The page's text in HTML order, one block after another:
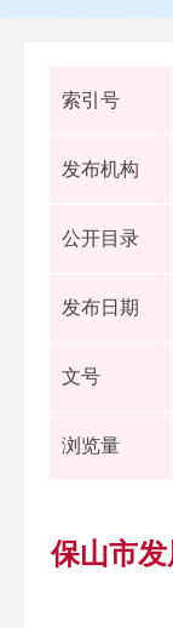
索引号
发布机构
公开目录
发布日期
文号
浏览量
保山市